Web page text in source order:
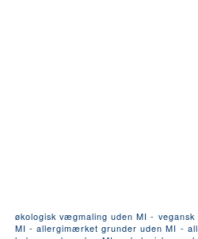
økologisk vægmaling uden MI -
MI - allergimærket grunder uden MI -